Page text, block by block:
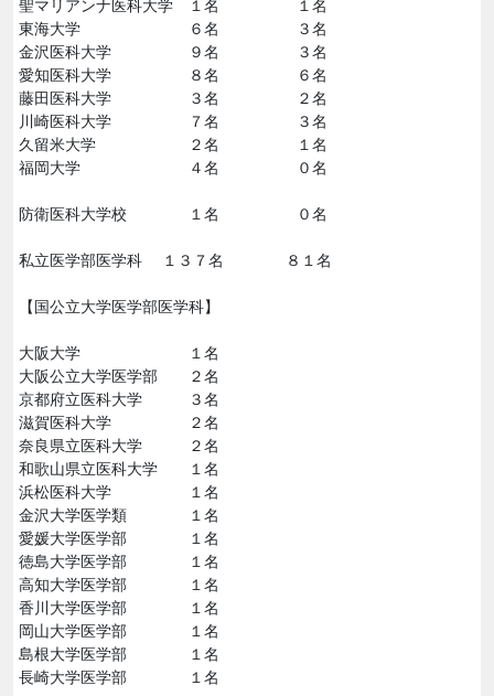
聖マリアンナ医科大学 １名 １名
東海大学 ６名 ３名
金沢医科大学 ９名 ３名
愛知医科大学 ８名 ６名
藤田医科大学 ３名 ２名
川崎医科大学 ７名 ３名
久留米大学 ２名 １名
福岡大学 ４名 ０名
防衛医科大学校 １名 ０名
私立医学部医学科 １３７名 ８１名
【国公立大学医学部医学科】
大阪大学 １名
大阪公立大学医学部 ２名
京都府立医科大学 ３名
滋賀医科大学 ２名
奈良県立医科大学 ２名
和歌山県立医科大学 １名
浜松医科大学 １名
金沢大学医学類 １名
愛媛大学医学部 １名
徳島大学医学部 １名
高知大学医学部 １名
香川大学医学部 １名
岡山大学医学部 １名
島根大学医学部 １名
長崎大学医学部 １名